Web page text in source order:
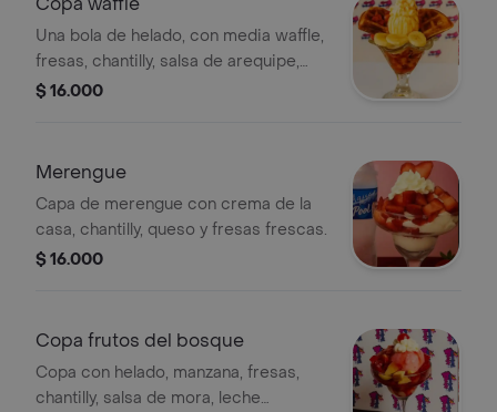
Una bola de helado, con media waffle,
fresas, chantilly, salsa de arequipe,
banano, queso, crema de leche,
$ 16.000
Merengue
Capa de merengue con crema de la
casa, chantilly, queso y fresas frescas.
$ 16.000
Copa frutos del bosque
Copa con helado, manzana, fresas,
chantilly, salsa de mora, leche